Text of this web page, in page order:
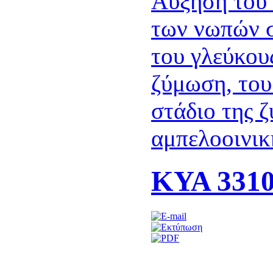
των νωπών
του
ζύμωση,
στάδιο της
ΚΥΑ